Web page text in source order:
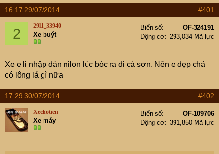
e
a
d
s
r
e
r
y
g
ử
i
16:17 29/07/2014 #401
2 29l1_33940
Xe buýt
Biển số
OF-324191
Động cơ
293,034 Mã lực
Xe e li nhập dán nilon lúc bóc ra đi cả sơn. Nên e dẹp chả
có lông lá gì nữa
17:29 30/07/2014 #402
Xechotien
Xe máy
Biển số
OF-109706
Động cơ
391,850 Mã lực